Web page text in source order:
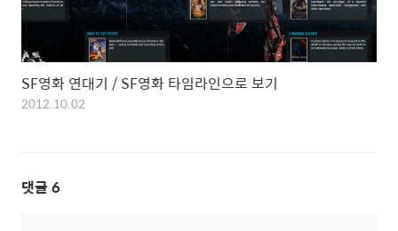
SF영화 연대기 / SF영화 타임라인으로 보기
2012.10.02
댓글 6